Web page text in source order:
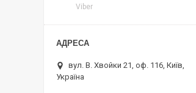
Viber
вул. В. Хвойки 21, оф. 116, Київ,
Україна